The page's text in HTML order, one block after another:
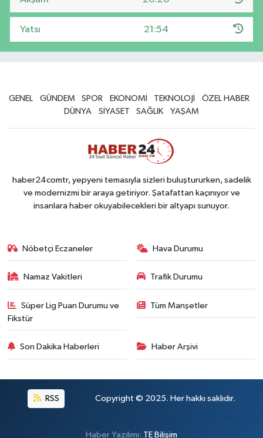
Yatsı 21:54
GENEL GÜNDEM SPOR EKONOMİ TEKNOLOJİ
ÖZEL HABER
DÜNYA
SİYASET SAĞLIK YAŞAM
haber24comtr, yepyeni temasıyla sizleri buluştururken, sadelik
ve modernizmi bir araya getiriyor. Şatafattan kaçınıyor ve
insanlara haber okuyabilecekleri bir altyapı sunuyor.
Nöbetçi Eczaneler Hava Durumu
Namaz Vakitleri Trafik Durumu
Süper Lig Puan Durumu ve
Fikstür
Tüm Manşetler
Son Dakika Haberleri Haber Arşivi
RSS Copyright © 2025. Her hakkı saklıdır.
Haber Yazılımı: TE Bilişim